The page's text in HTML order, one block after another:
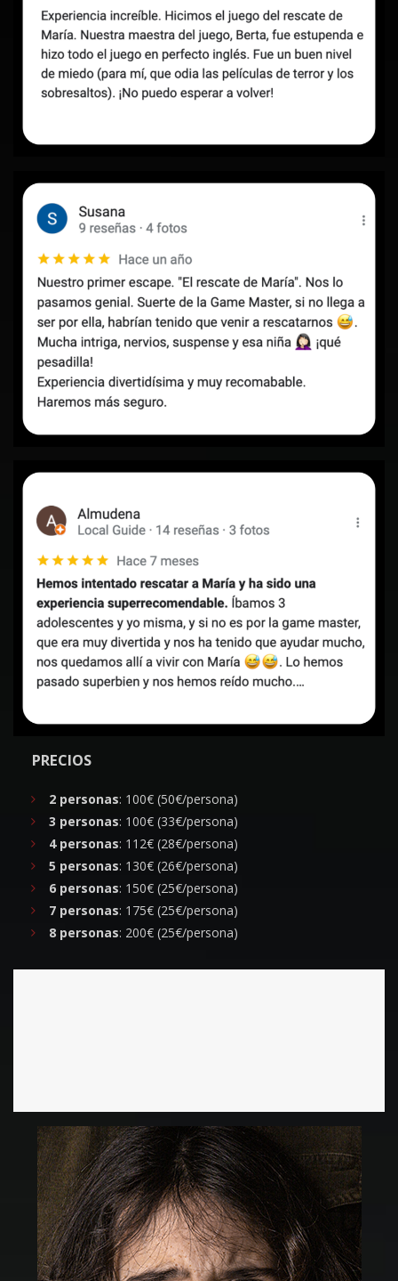
PRECIOS
2 personas: 100€ (50€/persona)
3 personas: 100€ (33€/persona)
4 personas: 112€ (28€/persona)
5 personas: 130€ (26€/persona)
6 personas: 150€ (25€/persona)
7 personas: 175€ (25€/persona)
8 personas: 200€ (25€/persona)